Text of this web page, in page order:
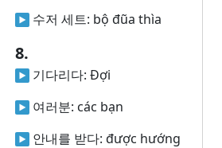
수저 세트: bộ đũa thìa
8.
기다리다: Đợi
여러분: các bạn
안내를 받다: được hướng